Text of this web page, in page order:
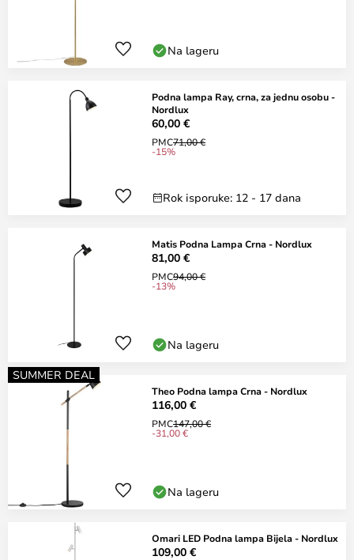
Na lageru
Podna lampa Ray, crna, za jednu osobu -
Nordlux
60,00 €
PMC71,00 €
-15%
Rok isporuke: 12 - 17 dana
Matis Podna Lampa Crna - Nordlux
81,00 €
PMC94,00 €
-13%
Na lageru
SUMMER DEAL
Theo Podna lampa Crna - Nordlux
116,00 €
PMC147,00 €
-31,00 €
Na lageru
Omari LED Podna lampa Bijela - Nordlux
109,00 €